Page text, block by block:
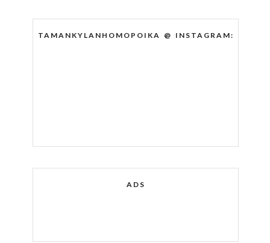
TAMANKYLANHOMOPOIKA @ INSTAGRAM:
ADS